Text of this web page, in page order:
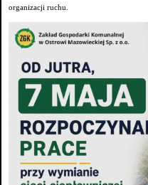
organizacji ruchu.